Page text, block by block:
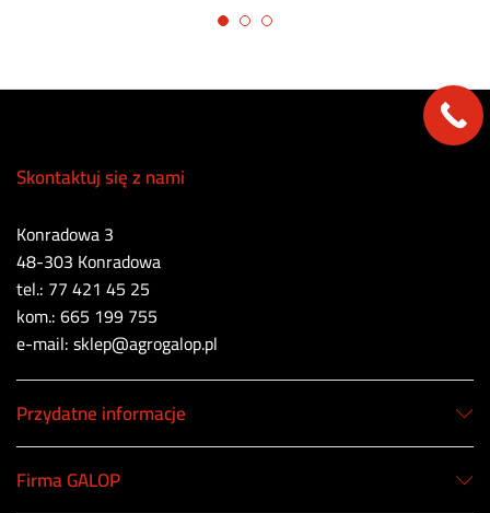
Skontaktuj się z nami
Konradowa 3
48-303 Konradowa
tel.: 77 421 45 25
kom.: 665 199 755
e-mail: sklep@agrogalop.pl
Przydatne informacje
Firma GALOP